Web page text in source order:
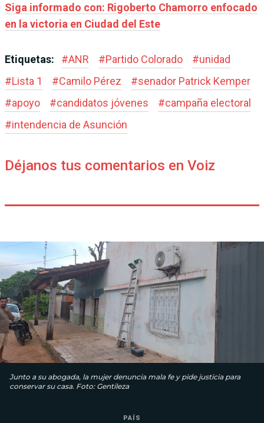
Siga informado con: Rigoberto Chamorro enfocado
en la victoria en Ciudad del Este
Etiquetas: #ANR #Partido Colorado #unidad
#Lista 1 #Camilo Pérez #senador Patrick Kemper
#apoyo #candidatos jóvenes #campaña electoral
#intendencia de Asunción
Déjanos tus comentarios en Voiz
Junto a su abogada, la mujer denuncia mala fe y pide justicia para
conservar su casa. Foto: Gentileza
PAÍS